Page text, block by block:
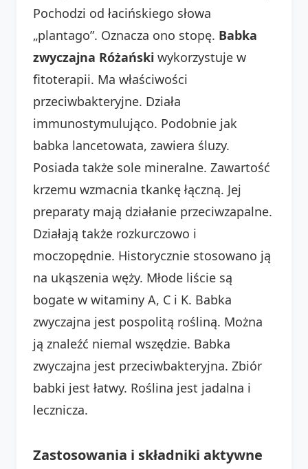
Pochodzi od łacińskiego słowa
„plantago”. Oznacza ono stopę. Babka
zwyczajna Różański wykorzystuje w
fitoterapii. Ma właściwości
przeciwbakteryjne. Działa
immunostymulująco. Podobnie jak
babka lancetowata, zawiera śluzy.
Posiada także sole mineralne. Zawartość
krzemu wzmacnia tkankę łączną. Jej
preparaty mają działanie przeciwzapalne.
Działają także rozkurczowo i
moczopędnie. Historycznie stosowano ją
na ukąszenia węży. Młode liście są
bogate w witaminy A, C i K. Babka
zwyczajna jest pospolitą rośliną. Można
ją znaleźć niemal wszędzie. Babka
zwyczajna jest przeciwbakteryjna. Zbiór
babki jest łatwy. Roślina jest jadalna i
lecznicza.
Zastosowania i składniki aktywne